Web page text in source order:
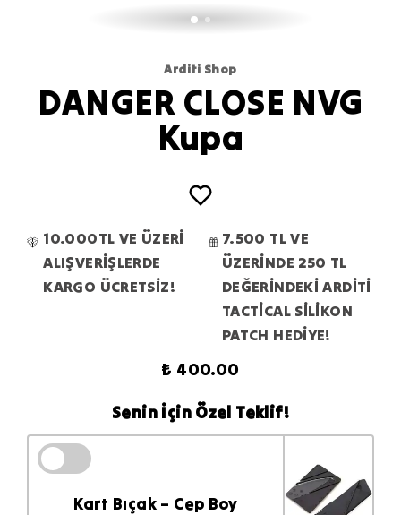
Arditi Shop
DANGER CLOSE NVG
Kupa
10.000TL VE ÜZERİ
ALIŞVERİŞLERDE
KARGO ÜCRETSİZ!
7.500 TL VE
ÜZERİNDE 250 TL
DEĞERİNDEKİ ARDİTİ
TACTİCAL SİLİKON
PATCH HEDİYE!
₺ 400.00
Senin İçin Özel Teklif!
Kart Bıçak – Cep Boy